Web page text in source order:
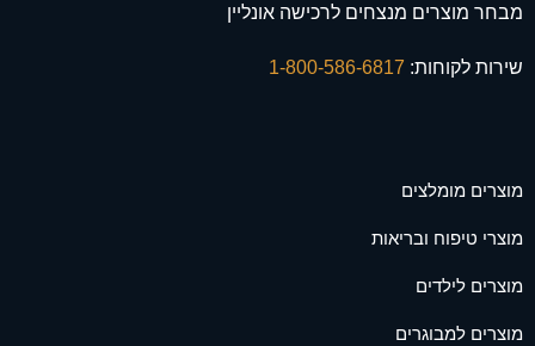
מבחר מוצרים מנצחים לרכישה אונליין
שירות לקוחות:
מוצרים מומלצים
מוצרי טיפוח ובריאות
מוצרים לילדים
מוצרים למבוגרים